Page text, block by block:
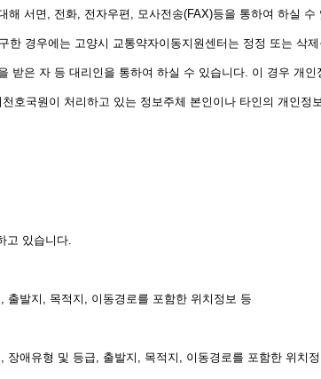
서면, 전화, 전자우편, 모사전송(FAX)등을 통하여 하실
경우에는 고양시 교통약자이동지원센터는 정정 또는 삭
은 자 등 대리인을 통하여 하실 수 있습니다. 이 경우 개
호국원이 처리하고 있는 정보주체 본인이나 타인의 개인정
고 있습니다.
발지, 목적지, 이동경로를 포함한 위치정보 등
애유형 및 등급, 출발지, 목적지, 이동경로를 포함한 위치